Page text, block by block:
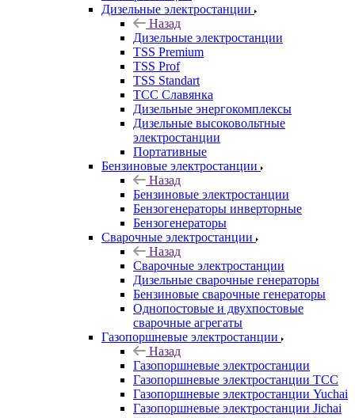
Дизельные электростанции
Назад
Дизельные электростанции
TSS Premium
TSS Prof
TSS Standart
ТСС Славянка
Дизельные энергокомплексы
Дизельные высоковольтные
электростанции
Портативные
Бензиновые электростанции
Назад
Бензиновые электростанции
Бензогенераторы инверторные
Бензогенераторы
Сварочные электростанции
Назад
Сварочные электростанции
Дизельные сварочные генераторы
Бензиновые сварочные генераторы
Однопостовые и двухпостовые
сварочные агрегаты
Газопоршневые электростанции
Назад
Газопоршневые электростанции
Газопоршневые электростанции ТСС
Газопоршневые электростанции Yuchai
Газопоршневые электростанции Jichai